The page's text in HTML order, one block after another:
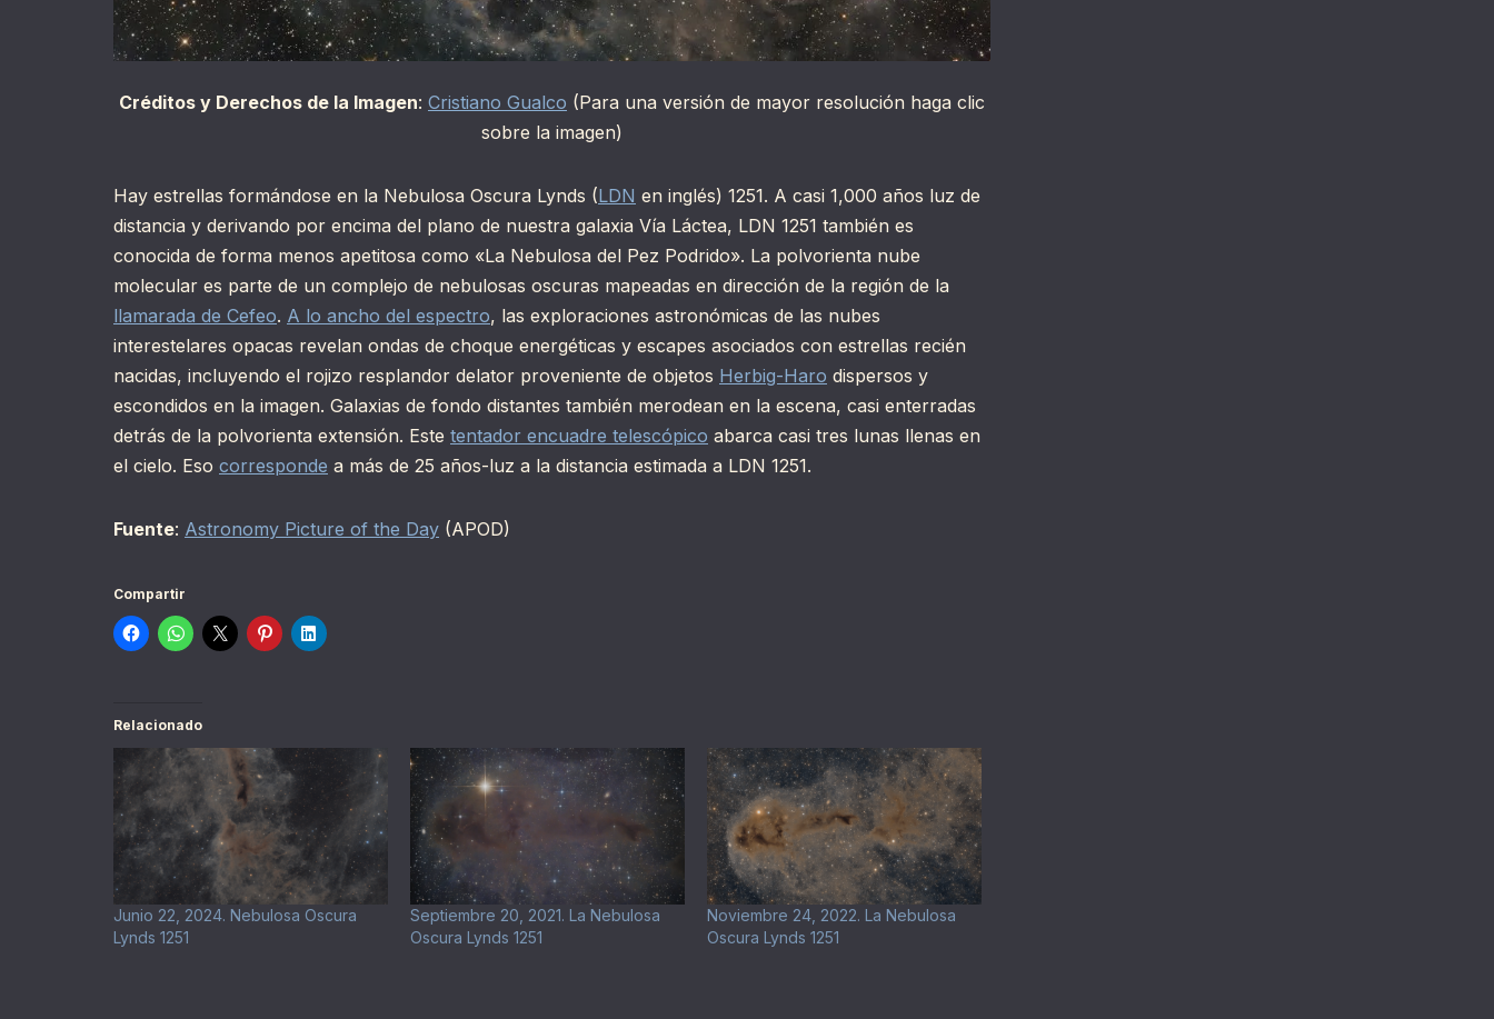
Créditos y Derechos de la Imagen: Cristiano Gualco (Para una versión de mayor resolución haga clic
sobre la imagen)
Hay estrellas formándose en la Nebulosa Oscura Lynds (LDN en inglés) 1251. A casi 1,000 años luz de
distancia y derivando por encima del plano de nuestra galaxia Vía Láctea, LDN 1251 también es
conocida de forma menos apetitosa como «La Nebulosa del Pez Podrido». La polvorienta nube
molecular es parte de un complejo de nebulosas oscuras mapeadas en dirección de la región de la
llamarada de Cefeo. A lo ancho del espectro, las exploraciones astronómicas de las nubes
interestelares opacas revelan ondas de choque energéticas y escapes asociados con estrellas recién
nacidas, incluyendo el rojizo resplandor delator proveniente de objetos Herbig-Haro dispersos y
escondidos en la imagen. Galaxias de fondo distantes también merodean en la escena, casi enterradas
detrás de la polvorienta extensión. Este tentador encuadre telescópico abarca casi tres lunas llenas en
el cielo. Eso corresponde a más de 25 años-luz a la distancia estimada a LDN 1251.
Fuente: Astronomy Picture of the Day (APOD)
Compartir
Relacionado
Junio 22, 2024. Nebulosa Oscura
Lynds 1251
Septiembre 20, 2021. La Nebulosa
Oscura Lynds 1251
Noviembre 24, 2022. La Nebulosa
Oscura Lynds 1251